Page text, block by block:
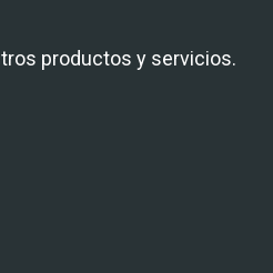
productos y servicios.